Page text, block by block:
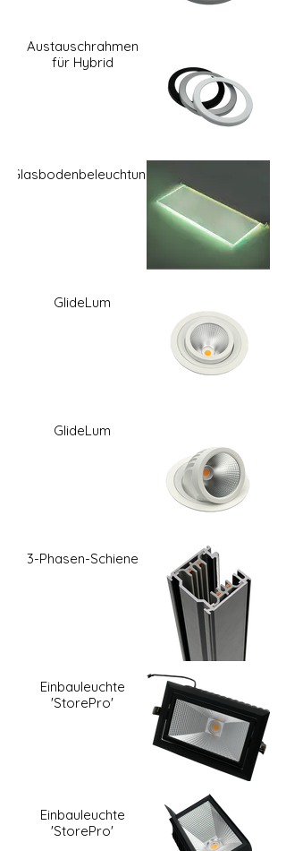
Austauschrahmen
für Hybrid
Glasbodenbeleuchtung
GlideLum
GlideLum
3-Phasen-Schiene
Einbauleuchte
'StorePro'
Einbauleuchte
'StorePro'